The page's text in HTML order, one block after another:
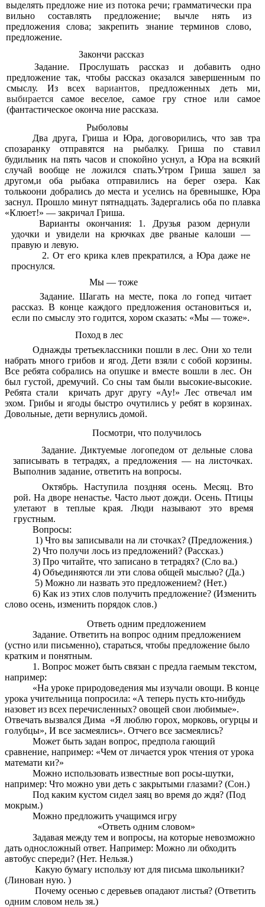
выделять предложе ние из потока речи; грамматически пра
вильно составлять предложение; вычле нять из
предложения слова; закрепить знание терминов слово,
предложение.
Закончи рассказ
Задание. Прослушать рассказ и добавить одно
предложение так, чтобы рассказ оказался завершенным по
смыслу. Из всех вариантов,предложенных деть ми,
выбирается самое веселое, самое гру стное или самое
(фантастическое оконча ние рассказа.
Рыболовы
Два друга, Гриша и Юра, договорились, что зав тра
спозаранку отправятся на рыбалку. Гриша по ставил
будильник на пять часов и спокойно уснул, а Юра на всякий
случай вообще не ложился спать.Утром Гриша зашел за
другом,и оба рыбака отправились на берег озера. Как
толькоони добрались до места и уселись на бревнышке, Юра
заснул. Прошло минут пятнадцать. Задергались оба по плавка
«Клюет!» — закричал Гриша.
Варианты окончания: 1. Друзья разом дернули
удочки и увидели на крючках две рваные калоши —
правую и левую.
2. От его крика клев прекратился, а Юра даже не
проснулся.
Мы — тоже
Задание. Шагать на месте, пока ло гопед читает
рассказ. В конце каждого предложения остановиться и,
если по смыслу это годится, хором сказать: «Мы — тоже».
Поход в лес
Однажды третьеклассники пошли в лес. Они хо тели
набрать много грибов и ягод. Дети взяли с собой корзины.
Все ребята собрались на опушке и вместе вошли в лес. Он
был густой, дремучий. Со сны там были высокие-высокие.
Ребята стали кричать друг другу «Ау!» Лес отвечал им
эхом. Грибы и ягоды быстро очутились у ребят в корзинах.
Довольные, дети вернулись домой.
Посмотри, что получилось
Задание. Диктуемые логопедом от дельные слова
записывать в тетрадях, а предложения — на листочках.
Выполнив задание, ответить на вопросы.
Октябрь. Наступила поздняя осень. Месяц. Вто
рой. На дворе ненастье. Часто льют дожди. Осень. Птицы
улетают в теплые края. Люди называют это время
грустным.
Вопросы:
1) Что вы записывали на ли сточках? (Предложения.)
2) Что получи лось из предложений? (Рассказ.)
3) Про читайте, что записано в тетрадях? (Сло ва.)
4) Объединяются ли эти слова общей мыслью? (Да.)
5) Можно ли назвать это предложением? (Нет.)
6) Как из этих слов получить предложение? (Изменить
слово осень, изменить порядок слов.)
Ответь одним предложением
Задание. Ответить на вопрос одним предложением
(устно или письменно), стараться, чтобы предложение было
кратким и понятным.
1. Вопрос может быть связан с предла гаемым текстом,
например:
«На уроке природоведения мы изучали овощи. В конце
урока учительница попросила: «А теперь пусть кто-нибудь
назовет из всех перечисленных? овощей свои любимые».
Отвечать вызвался Дима «Я люблю горох, морковь, огурцы и
голубцы», И все засмеялись». Отчего все засмеялись?
Может быть задан вопрос, предпола гающий
сравнение, например: «Чем от личается урок чтения от урока
математи ки?»
Можно использовать известные воп росы-шутки,
например: Что можно уви деть с закрытыми глазами? (Сон.)
Под каким кустом сидел заяц во время до ждя? (Под
мокрым.)
Можно предложить учащимся игру
«Ответь одним словом»
Задавая между тем и вопросы, на которые невозможно
дать односложный ответ. Например: Можно ли обходить
автобус спереди? (Нет. Нельзя.)
Какую бумагу использу ют для письма школьники?
(Линован ную. )
Почему осенью с деревьев опадают листья? (Ответить
одним словом нель зя.)